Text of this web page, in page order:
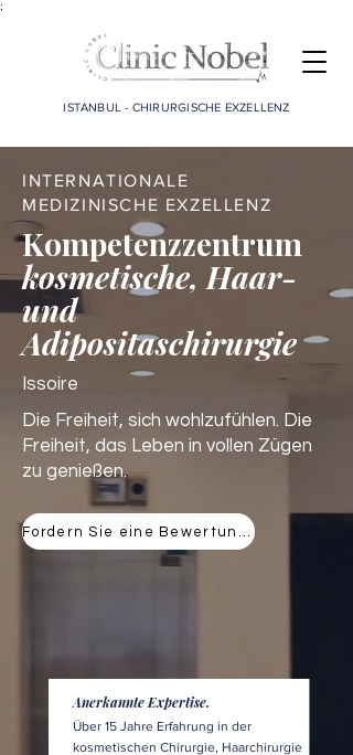
;
ISTANBUL - CHIRURGISCHE EXZELLENZ
INTERNATIONALE
MEDIZINISCHE EXZELLENZ
Kompetenzzentrum
kosmetische, Haar-
und
Adipositaschirurgie
Issoire
Die Freiheit, sich wohlzufühlen. Die
Freiheit, das Leben in vollen Zügen
zu genießen.
Anerkannte Expertise.
Über 15 Jahre Erfahrung in der
kosmetischen Chirurgie, Haarchirurgie